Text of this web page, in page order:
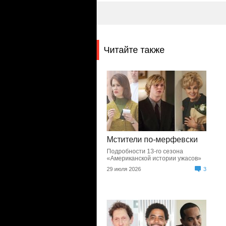
Читайте также
Мстители по-мерфевски
Подробности 13-го сезона
«Американской истории ужасов»
29 июля 2026 3